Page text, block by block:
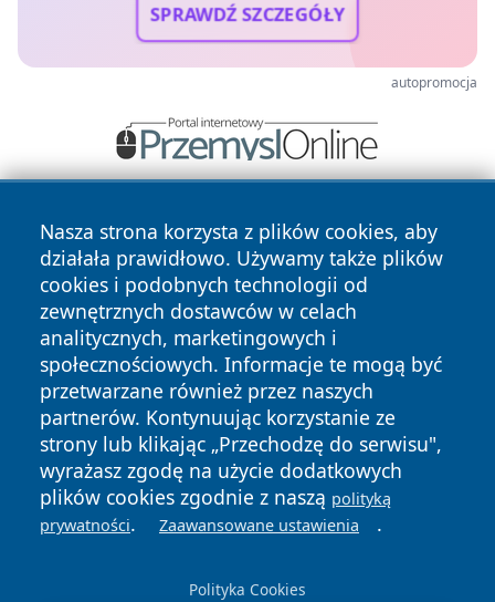
SPRAWDŹ SZCZEGÓŁY
autopromocja
Nasza strona korzysta z plików cookies, aby
działała prawidłowo. Używamy także plików
cookies i podobnych technologii od
zewnętrznych dostawców w celach
analitycznych, marketingowych i
społecznościowych. Informacje te mogą być
przetwarzane również przez naszych
partnerów. Kontynuując korzystanie ze
strony lub klikając „Przechodzę do serwisu",
wyrażasz zgodę na użycie dodatkowych
plików cookies zgodnie z naszą polityką
prywatności. Zaawansowane ustawienia .
Polityka Cookies
Copyright © 2026 wostrowcu.pl Wszystkie prawa zastrzeżone.
News Autorzy
Polityka
Prywatności
Polityka
Cookies